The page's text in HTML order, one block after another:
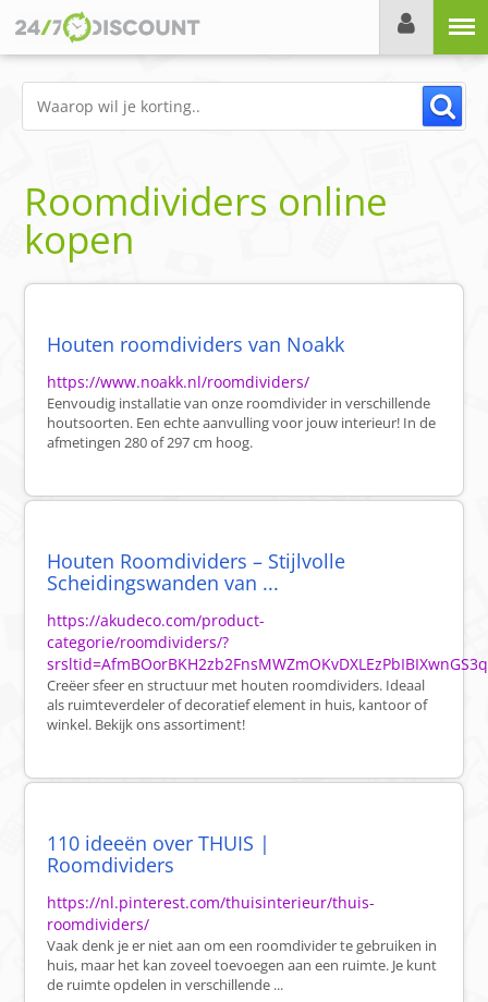
Roomdividers online
kopen
Houten roomdividers van Noakk
https://www.noakk.nl/roomdividers/
Eenvoudig installatie van onze roomdivider in verschillende
houtsoorten. Een echte aanvulling voor jouw interieur! In de
afmetingen 280 of 297 cm hoog.
Houten Roomdividers – Stijlvolle
Scheidingswanden van ...
https://akudeco.com/product-
categorie/roomdividers/?
Creëer sfeer en structuur met houten roomdividers. Ideaal
als ruimteverdeler of decoratief element in huis, kantoor of
winkel. Bekijk ons assortiment!
110 ideeën over THUIS |
Roomdividers
https://nl.pinterest.com/thuisinterieur/thuis-
roomdividers/
Vaak denk je er niet aan om een roomdivider te gebruiken in
huis, maar het kan zoveel toevoegen aan een ruimte. Je kunt
de ruimte opdelen in verschillende ...